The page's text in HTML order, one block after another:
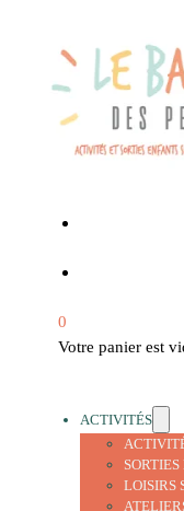
0
Votre panier est
ACTIVITÉS
LOISIRS